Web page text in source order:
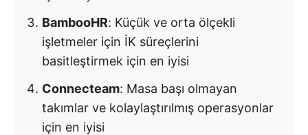
BambooHR: Küçük ve orta ölçekli
işletmeler için İK süreçlerini
basitleştirmek için en iyisi
Connecteam: Masa başı olmayan
takımlar ve kolaylaştırılmış operasyonlar
için en iyisi